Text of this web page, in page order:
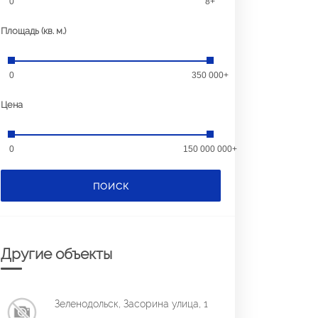
Площадь (кв. м.)
0 350 000+
Цена
0 150 000 000+
ПОИСК
Другие объекты
Зеленодольск, Засорина улица, 1